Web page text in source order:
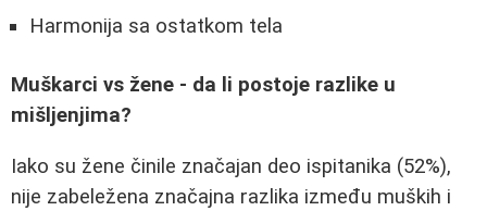
Harmonija sa ostatkom tela
Muškarci vs žene - da li postoje razlike u
mišljenjima?
Iako su žene činile značajan deo ispitanika (52%),
nije zabeležena značajna razlika između muških i